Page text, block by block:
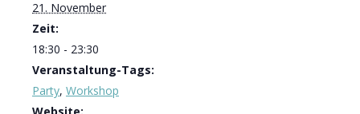
21. November
Zeit:
18:30 - 23:30
Veranstaltung-Tags:
Party, Workshop